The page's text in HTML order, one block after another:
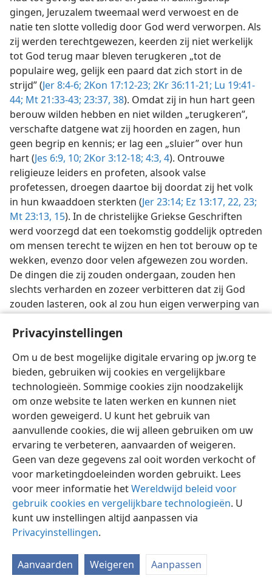
Privacyinstellingen
Om u de best mogelijke digitale ervaring op jw.org te
bieden, gebruiken wij cookies en vergelijkbare
technologieën. Sommige cookies zijn noodzakelijk
om onze website te laten werken en kunnen niet
worden geweigerd. U kunt het gebruik van
aanvullende cookies, die wij alleen gebruiken om uw
ervaring te verbeteren, aanvaarden of weigeren.
Geen van deze gegevens zal ooit worden verkocht of
voor marketingdoeleinden worden gebruikt. Lees
voor meer informatie hetWereldwijd beleid voor
gebruik cookies en vergelijkbare technologieën. U
kunt uw instellingen altijd aanpassen via
Privacyinstellingen.
Aanvaarden Weigeren Aanpassen
gingen, Jeruzalem tweemaal werd verwoest en de
natie ten slotte volledig door God werd verworpen. Als
zij werden terechtgewezen, keerden zij niet werkelijk
tot God terug maar bleven terugkeren „tot de
populaire weg, gelijk een paard dat zich stort in de
strijd” (Jer 8:4-6; 2Kon 17:12-23; 2Kr 36:11-21; Lu 19:41-
44; Mt 21:33-43; 23:37, 38). Omdat zij in hun hart geen
berouw wilden hebben en niet wilden „terugkeren”,
verschafte datgene wat zij hoorden en zagen, hun
geen begrip en kennis; er lag een „sluier” over hun
hart (Jes 6:9, 10; 2Kor 3:12-18; 4:3, 4). Ontrouwe
religieuze leiders en profeten, alsook valse
profetessen, droegen daartoe bij doordat zij het volk
in hun kwaaddoen sterkten (Jer 23:14; Ez 13:17, 22, 23;
Mt 23:13, 15). In de christelijke Griekse Geschriften
werd voorzegd dat een toekomstig goddelijk optreden
om mensen terecht te wijzen en hen tot berouw op te
wekken, evenzo door velen afgewezen zou worden.
De dingen die zij zouden ondergaan, zouden hen
slechts verharden en zozeer verbitteren dat zij God
zouden lasteren, ook al zou hun eigen verwerping van
oorzaak van al hun moeilijkheden en plagen vormen
gramschap voor zichzelf op tegen de dag dat Gods
oordeel wordt geopenbaard’. —Ro 2:5.
Geen berouw meer mogelijk.Zij die „moedwillig zonde
beoefenen” na de nauwkeurige kennis van de
waarheid te hebben ontvangen, hebben het punt
bereikt dat berouw niet meer mogelijk is, want zij
hebben het doel waarvoor Gods Zoon is gestorven,
afgewezen en hebben zich aldus in de rijen geschaard
van degenen die hem ter dood hebben veroordeeld; in
feite ’hangen zij voor zichzelf de Zoon van God
opnieuw aan een paal en stellen zij hem aan openbare
schande bloot’ (Heb 6:4-8;
zou het beter geweest zijn „het pad der
rechtvaardigheid niet nauwkeurig gekend te hebben,